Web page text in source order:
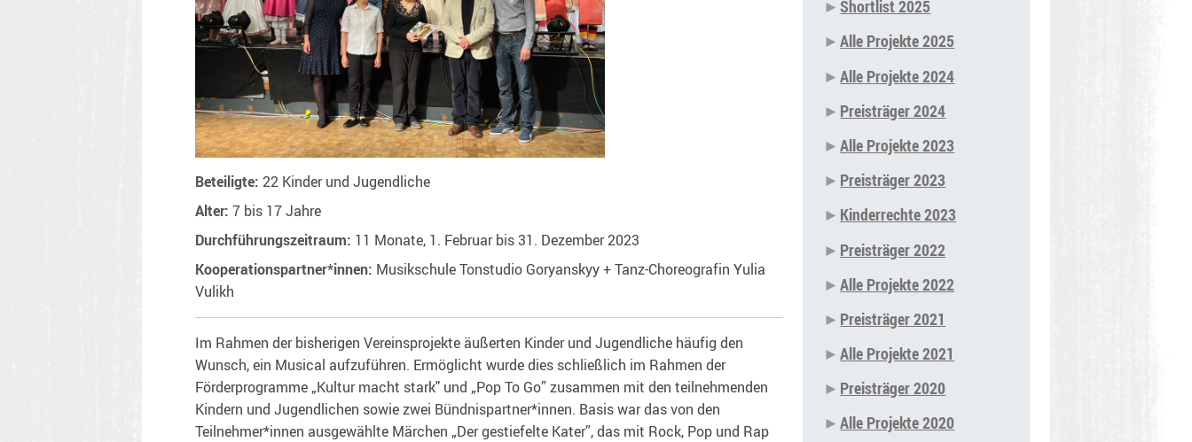
Beteiligte: 22 Kinder und Jugendliche
Alter: 7 bis 17 Jahre
Durchführungszeitraum: 11 Monate, 1. Februar bis 31. Dezember 2023
Kooperationspartner*innen: Musikschule Tonstudio Goryanskyy + Tanz-Choreografin Yulia
Vulikh
Im Rahmen der bisherigen Vereinsprojekte äußerten Kinder und Jugendliche häufig den
Wunsch, ein Musical aufzuführen. Ermöglicht wurde dies schließlich im Rahmen der
Förderprogramme „Kultur macht stark" und „Pop To Go” zusammen mit den teilnehmenden
Kindern und Jugendlichen sowie zwei Bündnispartner*innen. Basis war das von den
Teilnehmer*innen ausgewählte Märchen „Der gestiefelte Kater”, das mit Rock, Pop und Rap
Shortlist 2025
Alle Projekte 2025
Alle Projekte 2024
Preisträger 2024
Alle Projekte 2023
Preisträger 2023
Kinderrechte 2023
Preisträger 2022
Alle Projekte 2022
Preisträger 2021
Alle Projekte 2021
Preisträger 2020
Alle Projekte 2020